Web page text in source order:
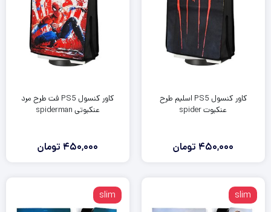
کاور کنسول PS5 اسلیم طرح
عنکبوت spider
450,000 تومان
کاور کنسول PS5 فت طرح مرد
عنکبوتی spiderman
450,000 تومان
slim
slim